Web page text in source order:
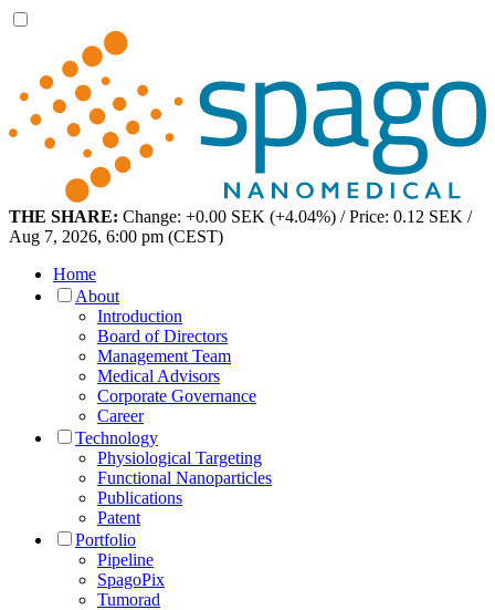
THE SHARE: Change: +0.00 SEK (+4.04%) / Price: 0.12 SEK /
Aug 7, 2026, 6:00 pm (CEST)
Home
About
Introduction
Board of Directors
Management Team
Medical Advisors
Corporate Governance
Career
Technology
Physiological Targeting
Functional Nanoparticles
Publications
Patent
Portfolio
Pipeline
SpagoPix
Tumorad